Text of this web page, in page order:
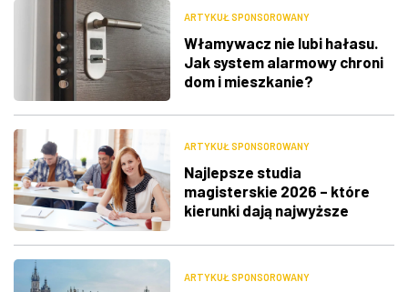
ARTYKUŁ SPONSOROWANY
Włamywacz nie lubi hałasu.
Jak system alarmowy chroni
dom i mieszkanie?
ARTYKUŁ SPONSOROWANY
Najlepsze studia
magisterskie 2026 – które
kierunki dają najwyższe
możliwości zawodowe?
ARTYKUŁ SPONSOROWANY